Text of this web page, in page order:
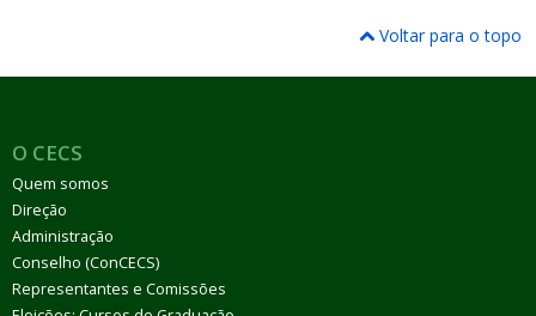
Voltar para o topo
O CECS
Quem somos
Direção
Administração
Conselho (ConCECS)
Representantes e Comissões